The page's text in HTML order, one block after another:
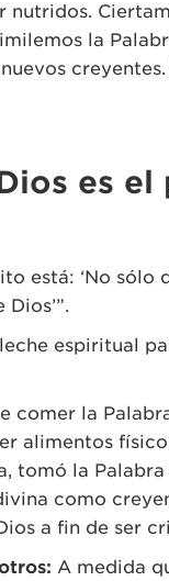
nutridos.
la
es
está: ‘No sólo
espiritual
comer la
alimentos
tomó la
como
a fin de ser
A medida